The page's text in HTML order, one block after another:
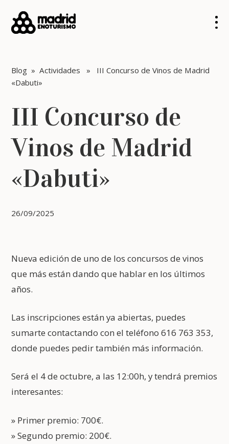
Blog »Actividades » III Concurso de Vinos de Madrid
«Dabuti»
III Concurso de
Vinos de Madrid
«Dabuti»
26/09/2025
Nueva edición de uno de los concursos de vinos
que más están dando que hablar en los últimos
años.
Las inscripciones están ya abiertas, puedes
sumarte contactando con el teléfono 616 763 353,
donde puedes pedir también más información.
Será el 4 de octubre, a las 12:00h, y tendrá premios
interesantes:
» Primer premio: 700€.
» Segundo premio: 200€.